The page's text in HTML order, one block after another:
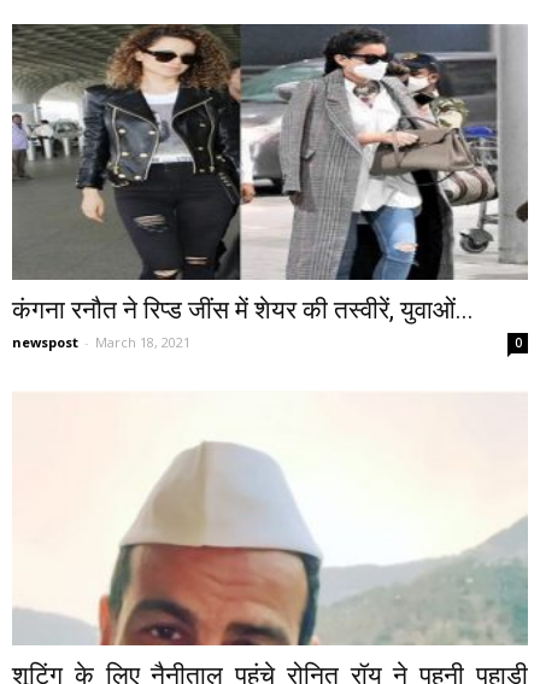
कंगना रनौत ने रिप्ड जींस में शेयर की तस्वीरें, युवाओं...
newspost - March 18, 2021 0
शूटिंग के लिए नैनीताल पहुंचे रोनित रॉय ने पहनी पहाड़ी